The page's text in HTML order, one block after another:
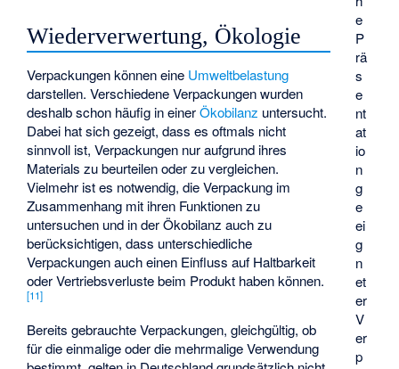
e
P
rä
s
e
nt
at
io
n
g
e
ei
g
n
et
er
V
er
p
Wiederverwertung, Ökologie
Verpackungen können eine Umweltbelastung
darstellen. Verschiedene Verpackungen wurden
deshalb schon häufig in einerÖkobilanz untersucht.
Dabei hat sich gezeigt, dass es oftmals nicht
sinnvoll ist, Verpackungen nur aufgrund ihres
Materials zu beurteilen oder zu vergleichen.
Vielmehr ist es notwendig, die Verpackung im
Zusammenhang mit ihren Funktionen zu
untersuchen und in der Ökobilanz auch zu
berücksichtigen, dass unterschiedliche
Verpackungen auch einen Einfluss auf Haltbarkeit
oder Vertriebsverluste beim Produkt haben können.
[11]
Bereits gebrauchte Verpackungen, gleichgültig, ob
für die einmalige oder die mehrmalige Verwendung